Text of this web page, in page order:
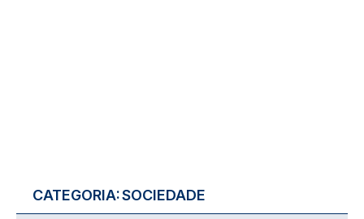
CATEGORIA:SOCIEDADE